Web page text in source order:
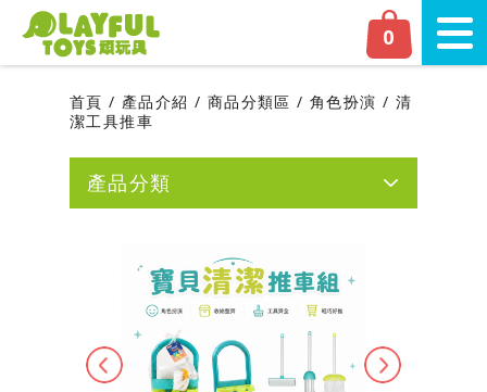
Playful Toys 頑‧玩具
切
0
首頁 產品介紹 商品分類區 角色扮演
清
潔工具推車
產品分類
新品上市
磁力片專區
嬰幼兒專區
Previous